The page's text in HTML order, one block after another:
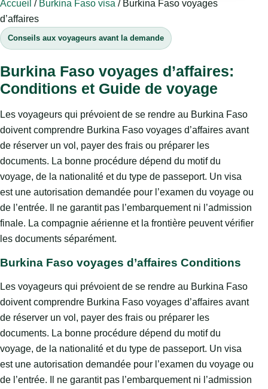
Accueil / Burkina Faso visa / Burkina Faso voyages
d’affaires
Conseils aux voyageurs avant la demande
Burkina Faso voyages d’affaires:
Conditions et Guide de voyage
Les voyageurs qui prévoient de se rendre au Burkina Faso
doivent comprendre Burkina Faso voyages d’affaires avant
de réserver un vol, payer des frais ou préparer les
documents. La bonne procédure dépend du motif du
voyage, de la nationalité et du type de passeport. Un visa
est une autorisation demandée pour l’examen du voyage ou
de l’entrée. Il ne garantit pas l’embarquement ni l’admission
finale. La compagnie aérienne et la frontière peuvent vérifier
les documents séparément.
Burkina Faso voyages d’affaires Conditions
Les voyageurs qui prévoient de se rendre au Burkina Faso
doivent comprendre Burkina Faso voyages d’affaires avant
de réserver un vol, payer des frais ou préparer les
documents. La bonne procédure dépend du motif du
voyage, de la nationalité et du type de passeport. Un visa
est une autorisation demandée pour l’examen du voyage ou
de l’entrée. Il ne garantit pas l’embarquement ni l’admission